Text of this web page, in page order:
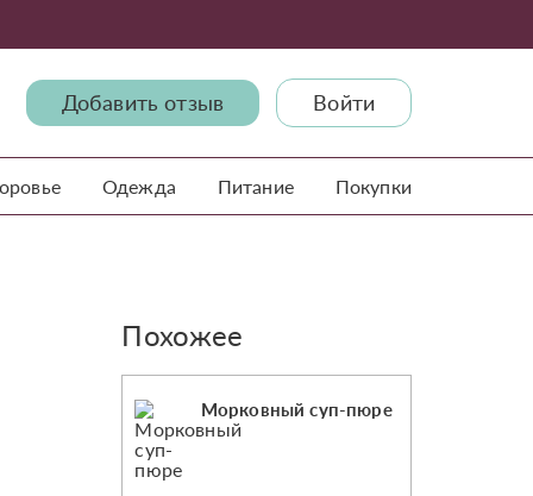
Добавить отзыв Войти
Одежда Питание Покупки
Похожее
Морковный суп-пюре